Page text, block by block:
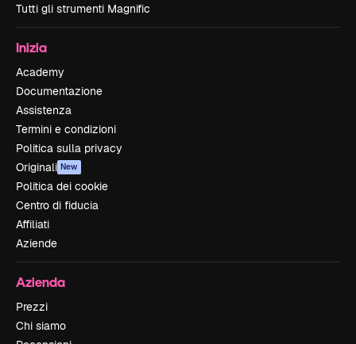
Tutti gli strumenti Magnific
Inizia
Academy
Documentazione
Assistenza
Termini e condizioni
Politica sulla privacy
Originali New
Politica dei cookie
Centro di fiducia
Affiliati
Aziende
Azienda
Prezzi
Chi siamo